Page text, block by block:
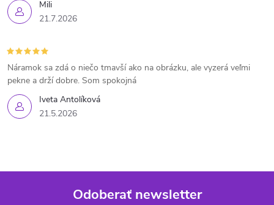
Mili
21.7.2026
Iveta Antolíková
21.5.2026
Náramok sa zdá o niečo tmavší ako na obrázku, ale vyzerá veľmi
pekne a drží dobre. Som spokojná
Odoberať newsletter